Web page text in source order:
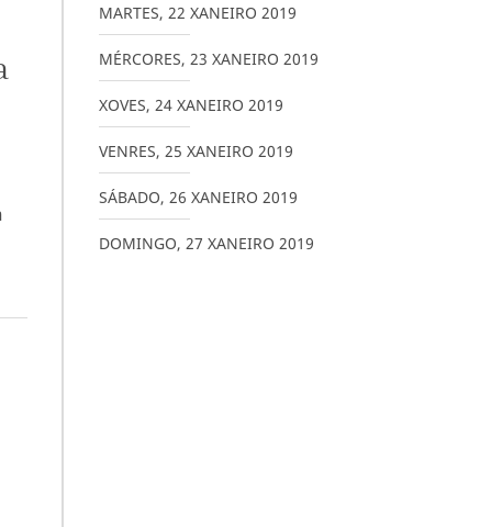
MARTES, 22 XANEIRO 2019
MÉRCORES, 23 XANEIRO 2019
XOVES, 24 XANEIRO 2019
VENRES, 25 XANEIRO 2019
SÁBADO, 26 XANEIRO 2019
DOMINGO, 27 XANEIRO 2019